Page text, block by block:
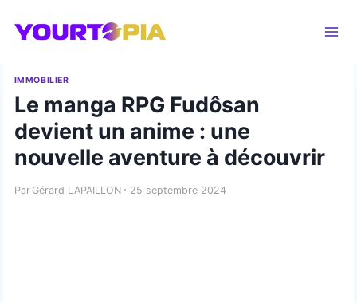
contenu
IMMOBILIER
Le manga RPG Fudôsan
devient un anime : une
nouvelle aventure à découvrir
Par Gérard LAPAILLON 25 septembre 2024